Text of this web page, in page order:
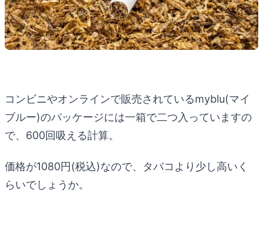
コンビニやオンラインで販売されているmyblu(マイ
ブルー)のパッケージには一箱で二つ入っていますの
で、600回吸える計算。
価格が1080円(税込)なので、タバコより少し高いく
らいでしょうか。